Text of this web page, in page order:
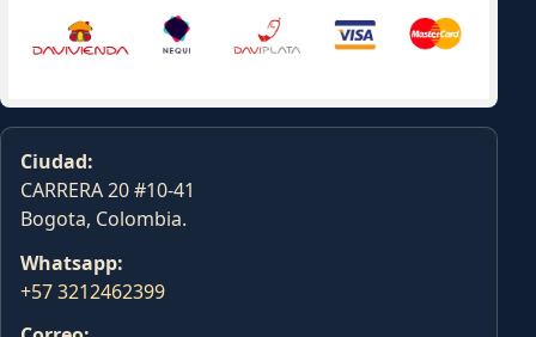
Ciudad:
CARRERA 20 #10-41
Bogota, Colombia.
Whatsapp:
+57 3212462399